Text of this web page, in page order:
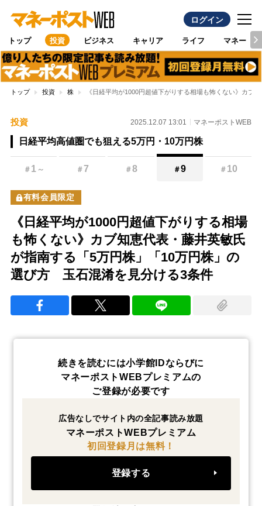
ログイン
トップ 投資 ビジネス キャリア ライフ マネー
トップ 投資 株 《日経平均が1000円超値下がりする相場も怖くない》カ
投資 2025.12.07 13:01 マネーポストWEB
日経平均高値圏でも狙える5万円・10万円株
＃ 1 ～ ＃7 ＃8 ＃9 ＃ 10
有料会員限定
《日経平均が1000円超値下がりする相場
も怖くない》カブ知恵代表・藤井英敏氏
が指南する「5万円株」「10万円株」の
選び方 玉石混淆を見分ける3条件
続きを読むには小学館IDならびに
マネーポストWEBプレミアムの
ご登録が必要です
広告なしでサイト内の全記事読み放題
マネーポストWEBプレミアム
初回登録月は無料！
登録する